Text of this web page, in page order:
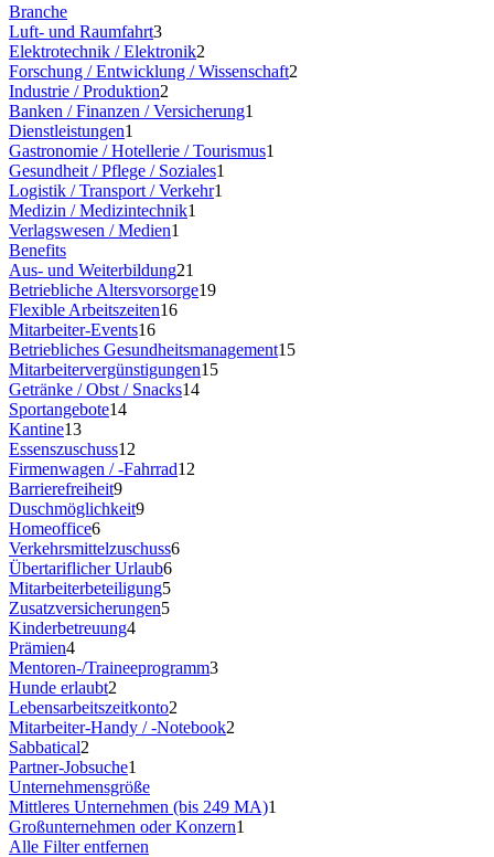
Branche
Luft- und Raumfahrt3
Elektrotechnik / Elektronik2
Forschung / Entwicklung / Wissenschaft2
Industrie / Produktion2
Banken / Finanzen / Versicherung1
Dienstleistungen1
Gastronomie / Hotellerie / Tourismus1
Gesundheit / Pflege / Soziales1
Logistik / Transport / Verkehr1
Medizin / Medizintechnik1
Verlagswesen / Medien1
Benefits
Aus- und Weiterbildung21
Betriebliche Altersvorsorge19
Flexible Arbeitszeiten16
Mitarbeiter-Events16
Betriebliches Gesundheitsmanagement15
Mitarbeitervergünstigungen15
Getränke / Obst / Snacks14
Sportangebote14
Kantine13
Essenszuschuss12
Firmenwagen / -Fahrrad12
Barrierefreiheit9
Duschmöglichkeit9
Homeoffice6
Verkehrsmittelzuschuss6
Übertariflicher Urlaub6
Mitarbeiterbeteiligung5
Zusatzversicherungen5
Kinderbetreuung4
Prämien4
Mentoren-/Traineeprogramm3
Hunde erlaubt2
Lebensarbeitszeitkonto2
Mitarbeiter-Handy / -Notebook2
Sabbatical2
Partner-Jobsuche1
Unternehmensgröße
Mittleres Unternehmen (bis 249 MA)1
Großunternehmen oder Konzern1
Alle Filter entfernen